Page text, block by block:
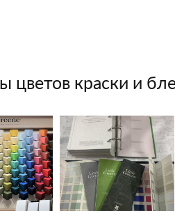
цветов краски и